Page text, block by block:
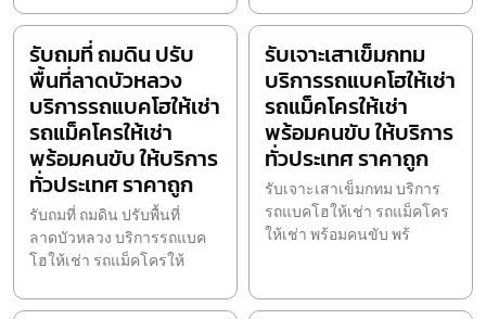
รับถมที่ ถมดิน ปรับ
พื้นที่ลาดบัวหลวง
บริการรถแบคโฮให้เช่า
รถแม็คโครให้เช่า
พร้อมคนขับ ให้บริการ
ทั่วประเทศ ราคาถูก
รับถมที่ ถมดิน ปรับพื้นที่
ลาดบัวหลวง บริการรถแบค
โฮให้เช่า รถแม็คโครให้
รับเจาะเสาเข็มกทม
บริการรถแบคโฮให้เช่า
รถแม็คโครให้เช่า
พร้อมคนขับ ให้บริการ
ทั่วประเทศ ราคาถูก
รับเจาะเสาเข็มกทม บริการ
รถแบคโฮให้เช่า รถแม็คโคร
ให้เช่า พร้อมคนขับ พร้